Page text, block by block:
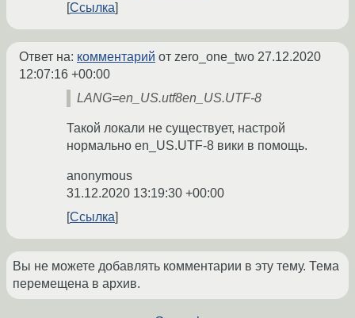
Ссылка
Ответ на: комментарий от zero_one_two 27.12.2020
12:07:16 +00:00
LANG=en_US.utf8en_US.UTF-8
Такой локали не существует, настрой
нормально en_US.UTF-8 вики в помощь.
anonymous
31.12.2020 13:19:30 +00:00
Ссылка
Вы не можете добавлять комментарии в эту тему. Тема
перемещена в архив.